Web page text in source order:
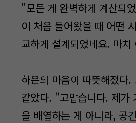
"모든 게 완벽하게 계산되
이 처음 들어왔을 때 어떤
교하게 설계되었네요. 마
하은의 마음이 따뜻해졌다
같았다. "고맙습니다. 제가
을 배열하는 게 아니라, 공